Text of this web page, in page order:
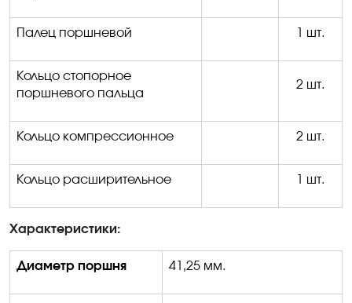
Палец поршневой 1 шт.
Кольцо стопорное
поршневого пальца
2 шт.
Кольцо компрессионное 2 шт.
Кольцо расширительное 1 шт.
Характеристики:
Диаметр поршня 41 ,25 мм.